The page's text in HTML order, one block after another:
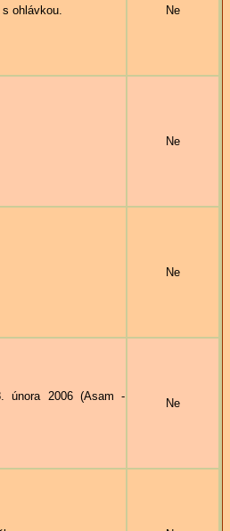
ohlávkou. Ne
Ne
Ne
února 2006 (Asam -
Ne